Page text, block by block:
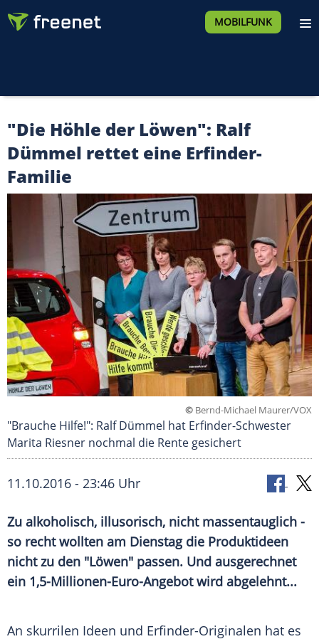
MOBILFUNK
"Die Höhle der Löwen": Ralf
Dümmel rettet eine Erfinder-
Familie
© Bernd-Michael Maurer/VOX
"Brauche Hilfe!": Ralf Dümmel hat Erfinder-Schwester
Marita Riesner nochmal die Rente gesichert
11.10.2016 - 23:46 Uhr
Zu alkoholisch, illusorisch, nicht massentauglich -
so recht wollten am Dienstag die Produktideen
nicht zu den "Löwen" passen. Und ausgerechnet
ein 1,5-Millionen-Euro-Angebot wird abgelehnt...
An skurrilen Ideen und Erfinder-Originalen hat es